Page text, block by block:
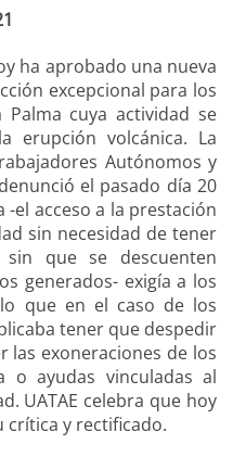
ha aprobado una nueva
excepcional para los
cuya actividad se
erupción volcánica. La
Autónomos y
el pasado día 20
el acceso a la prestación
sin necesidad de tener
que se descuenten
generados- exigía a los
que en el caso de los
tener que despedir
las exoneraciones de los
o ayudas vinculadas al
UATAE celebra que hoy
crítica y rectificado.